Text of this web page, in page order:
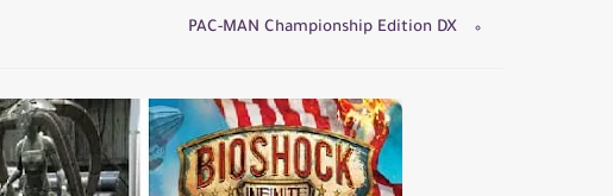
PAC-MAN Championship Edition DX